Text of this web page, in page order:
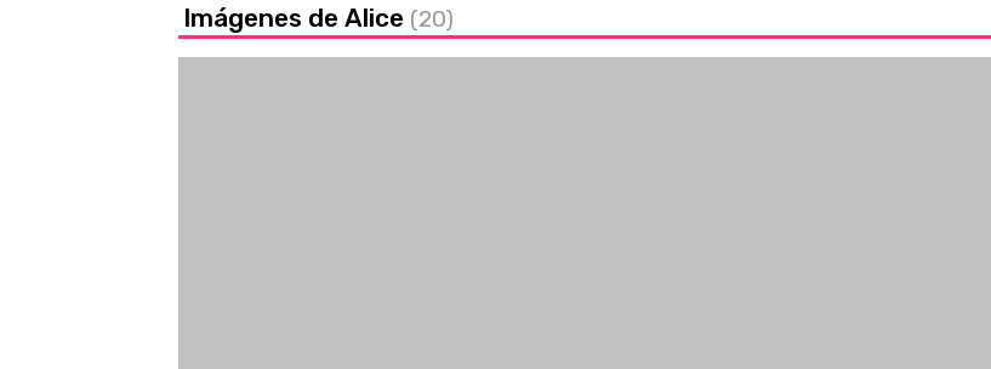
Imágenes de Alice (20)